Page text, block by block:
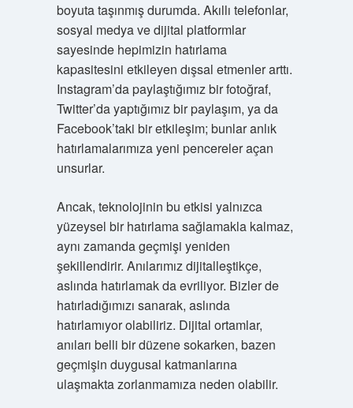
boyuta taşınmış durumda. Akıllı telefonlar,
sosyal medya ve dijital platformlar
sayesinde hepimizin hatırlama
kapasitesini etkileyen dışsal etmenler arttı.
Instagram’da paylaştığımız bir fotoğraf,
Twitter’da yaptığımız bir paylaşım, ya da
Facebook’taki bir etkileşim; bunlar anlık
hatırlamalarımıza yeni pencereler açan
unsurlar.
Ancak, teknolojinin bu etkisi yalnızca
yüzeysel bir hatırlama sağlamakla kalmaz,
aynı zamanda geçmişi yeniden
şekillendirir. Anılarımız dijitalleştikçe,
aslında hatırlamak da evriliyor. Bizler de
hatırladığımızı sanarak, aslında
hatırlamıyor olabiliriz. Dijital ortamlar,
anıları belli bir düzene sokarken, bazen
geçmişin duygusal katmanlarına
ulaşmakta zorlanmamıza neden olabilir.